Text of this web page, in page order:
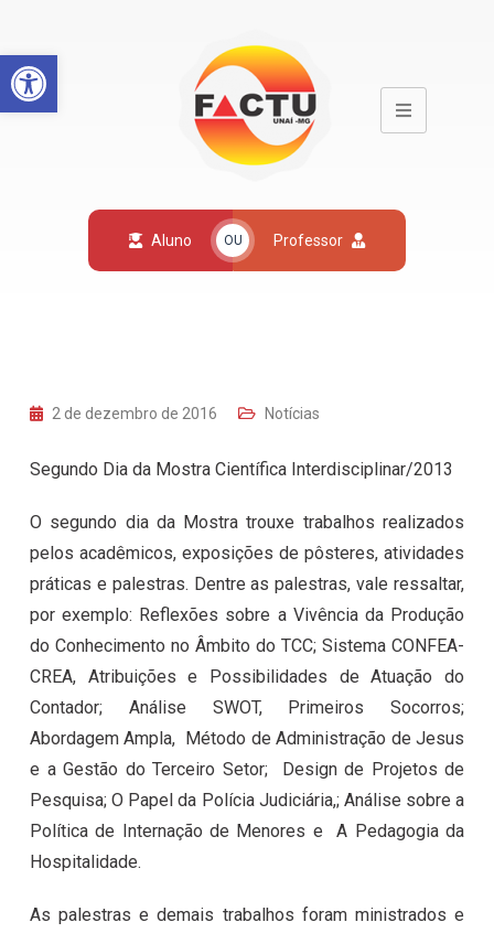
Open toolbar
Aluno OU Professor
2 de dezembro de 2016 Notícias
Segundo Dia da Mostra Científica Interdisciplinar/2013
O segundo dia da Mostra trouxe trabalhos realizados
pelos acadêmicos, exposições de pôsteres, atividades
práticas e palestras. Dentre as palestras, vale ressaltar,
por exemplo: Reflexões sobre a Vivência da Produção
do Conhecimento no Âmbito do TCC; Sistema CONFEA-
CREA, Atribuições e Possibilidades de Atuação do
Contador; Análise SWOT, Primeiros Socorros;
Abordagem Ampla, Método de Administração de Jesus
e a Gestão do Terceiro Setor; Design de Projetos de
Pesquisa; O Papel da Polícia Judiciária,; Análise sobre a
Política de Internação de Menores e A Pedagogia da
Hospitalidade.
As palestras e demais trabalhos foram ministrados e